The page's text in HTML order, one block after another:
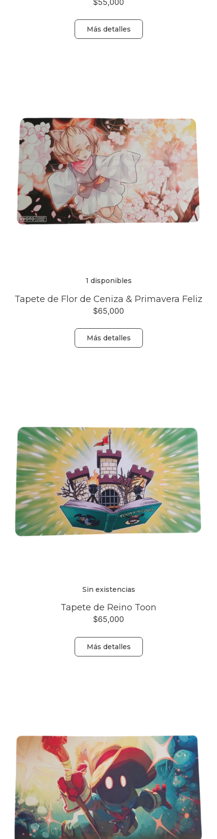
Más detalles
1 disponibles
Tapete de Flor de Ceniza & Primavera Feliz
$65,000
Más detalles
Sin existencias
Tapete de Reino Toon
$65,000
Más detalles